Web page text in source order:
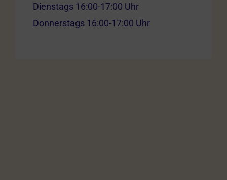
Dienstags 16:00-17:00 Uhr
Donnerstags 16:00-17:00 Uhr